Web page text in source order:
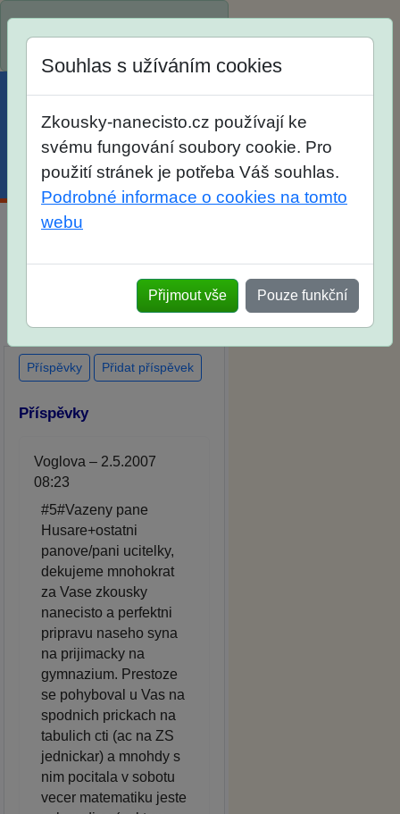
Menu Účet Košík
zkoušek na SŠ? Vaše ohlasy
po skutečných přijímacích
zkouškách
Souhlas s užíváním cookies
Zkousky-nanecisto.cz používají ke
svému fungování soubory cookie. Pro
použití stránek je potřeba Váš souhlas.
Podrobné informace o cookies na tomto
webu
Přijmout vše Pouze funkční
Příspěvky Přidat příspěvek
Příspěvky
Voglova – 2.5.2007
08:23
#5#Vazeny pane
Husare+ostatni
panove/pani ucitelky,
dekujeme mnohokrat
za Vase zkousky
nanecisto a perfektni
pripravu naseho syna
na prijimacky na
gymnazium. Prestoze
se pohyboval u Vas na
spodnich prickach na
tabulich cti (ac na ZS
jednickar) a mnohdy s
nim pocitala v sobotu
vecer matematiku jeste